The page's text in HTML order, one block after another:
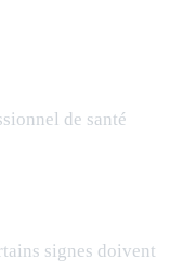
de santé
signes doivent